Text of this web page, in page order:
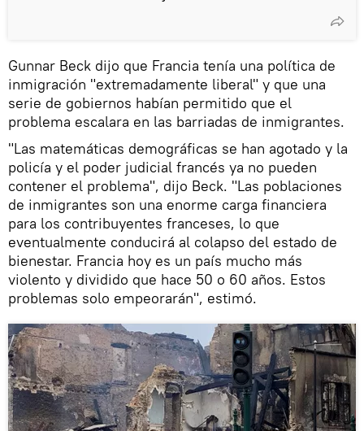
Gunnar Beck dijo que Francia tenía una política de
inmigración "extremadamente liberal" y que una
serie de gobiernos habían permitido que el
problema escalara en las barriadas de inmigrantes.
"Las matemáticas demográficas se han agotado y la
policía y el poder judicial francés ya no pueden
contener el problema", dijo Beck. "Las poblaciones
de inmigrantes son una enorme carga financiera
para los contribuyentes franceses, lo que
eventualmente conducirá al colapso del estado de
bienestar. Francia hoy es un país mucho más
violento y dividido que hace 50 o 60 años. Estos
problemas solo empeorarán", estimó.